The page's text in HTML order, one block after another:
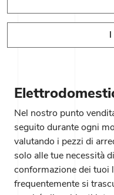
I
Nel nostro punto
seguito durante ogni
valutando i pezzi di
solo alle tue necessità
conformazione dei tuoi
frequentemente si